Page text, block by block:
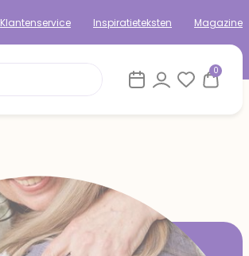
Klantenservice Inspiratieteksten Magazine
0